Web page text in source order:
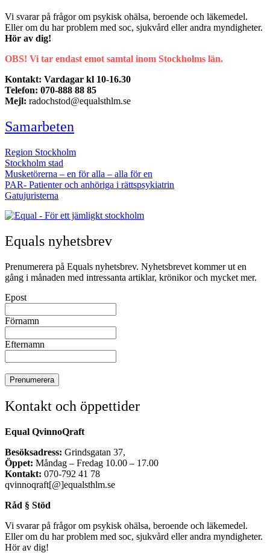
Vi svarar på frågor om psykisk ohälsa, beroende och läkemedel.
Eller om du har problem med soc, sjukvård eller andra myndigheter.
Hör av dig!
OBS! Vi tar endast emot samtal inom Stockholms län.
Kontakt: Vardagar kl 10-16.30
Telefon: 070-888 88 85
Mejl: radochstod@equalsthlm.se
Samarbeten
Region Stockholm
Stockholm stad
Musketörerna – en för alla – alla för en
PAR- Patienter och anhöriga i rättspsykiatrin
Gatujuristerna
Equals nyhetsbrev
Prenumerera på Equals nyhetsbrev. Nyhetsbrevet kommer ut en
gång i månaden med intressanta artiklar, krönikor och mycket mer.
Epost
Förnamn
Efternamn
Kontakt och öppettider
Equal QvinnoQraft
Besöksadress: Grindsgatan 37,
Öppet: Måndag – Fredag 10.00 – 17.00
Kontakt: 070-792 41 78
qvinnoqraft[@]equalsthlm.se
Råd § Stöd
Vi svarar på frågor om psykisk ohälsa, beroende och läkemedel.
Eller om du har problem med soc, sjukvård eller andra myndigheter.
Hör av dig!